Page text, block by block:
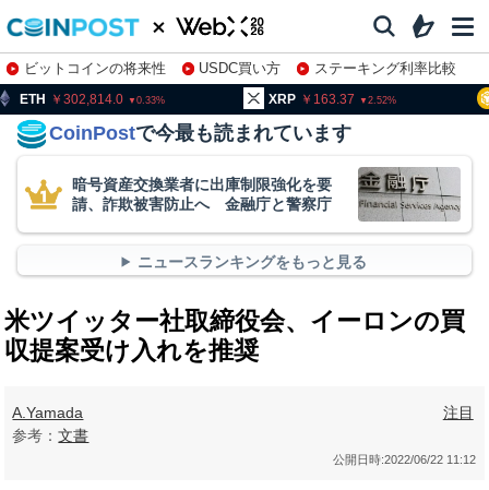
ビットコインの将来性 USDC買い方
ステーキング利率比較
株特集・関連銘柄
0.33 163.37 2.52
CoinPostで今最も読まれています
暗号資産交換業者に出庫制限強化を要
請、詐欺被害防止へ 金融庁と警察庁
ニュースランキングをもっと見る
米ツイッター社取締役会、イーロンの買
収提案受け入れを推奨
A.Yamada
参考：文書
注目
公開日時:2022/06/22 11:12